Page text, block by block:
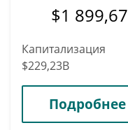
$1 899,67
Капитализация
$229,23B
Подробнее